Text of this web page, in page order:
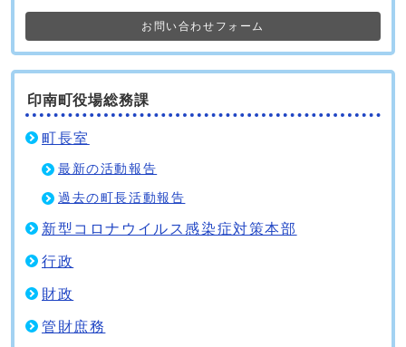
お問い合わせフォーム
印南町役場総務課
町長室
最新の活動報告
過去の町長活動報告
新型コロナウイルス感染症対策本部
行政
財政
管財庶務